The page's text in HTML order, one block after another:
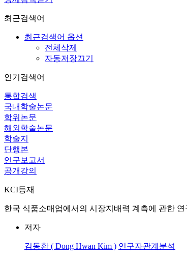
최근검색어
최근검색어 옵션
전체삭제
자동저장끄기
인기검색어
통합검색
국내학술논문
학위논문
해외학술논문
학술지
단행본
연구보고서
공개강의
KCI등재
한국 식품소매업에서의 시장지배력 계측에 관한 연
저자
김동환 ( Dong Hwan Kim ) 연구자관계분석